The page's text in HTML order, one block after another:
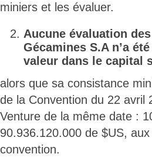
miniers et les évaluer.
Aucune évaluation
Gécamines S.A n’a
valeur dans le capital
alors que sa consistance
de la Convention du 22 avril
Venture de la même date :
90.936.120.000 de $US,
convention.